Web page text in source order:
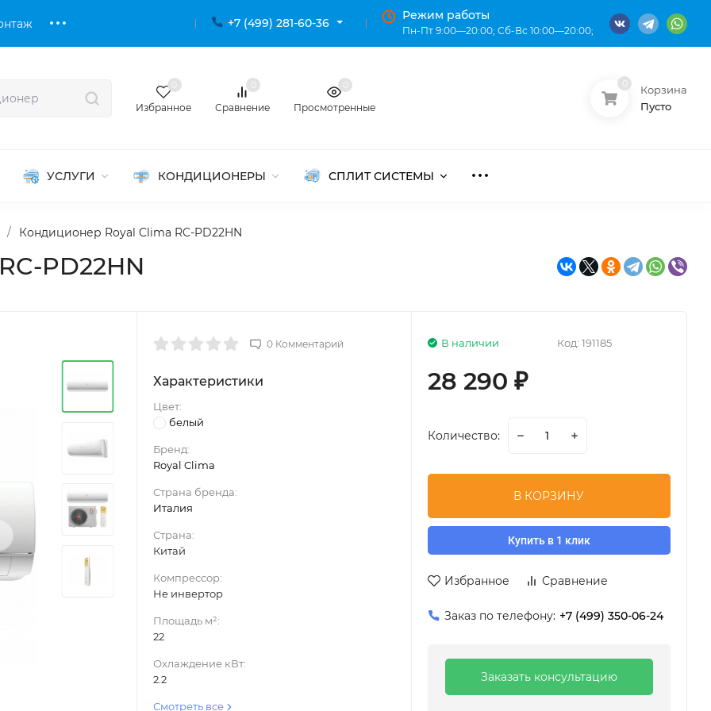
+7 (499) 281-60-36
Режим работы
Пн-Пт 9:00—20:00; Сб-Вс 10:00—20:00;
Избранное Сравнение Просмотренные
Корзина
Пусто
УСЛУГИ КОНДИЦИОНЕРЫ СПЛИТ СИСТЕМЫ
/ Кондиционер Royal Clima RC-PD22HN
PD22HN
0 Комментарий
Характеристики
Цвет:
белый
Бренд:
Royal Clima
Страна бренда:
Италия
Страна:
Китай
Компрессор:
Не инвертор
Площадь м²:
22
Охлаждение кВт:
2.2
Смотреть все
Код: 191185
В наличии
28 290 ₽
Количество:
В КОРЗИНУ
Купить в 1 клик
Избранное Сравнение
Заказ по телефону: +7 (499) 350-06-24
Заказать консультацию